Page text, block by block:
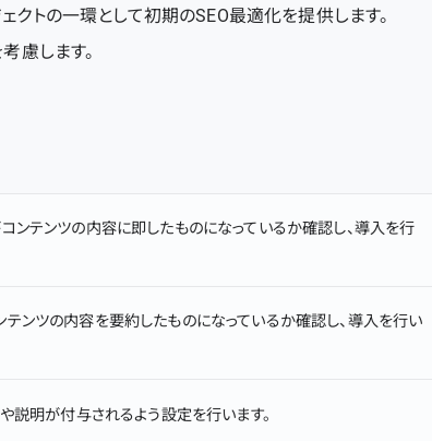
トの一環として初期のSEO最適化を提供します。
慮します。
ンテンツの内容に即したものになっているか確認し、導入を行
ンツの内容を要約したものになっているか確認し、導入を行い
説明が付与されるよう設定を行います。